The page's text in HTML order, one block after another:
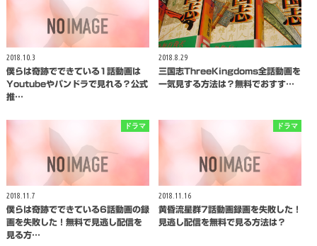
2018.10.3
僕らは奇跡でできている1話動画は
Youtubeやパンドラで見れる？公式
推…
2018.8.29
三国志ThreeKingdoms全話動画を
一気見する方法は？無料でおすす…
ドラマ
2018.11.7
僕らは奇跡でできている6話動画の録
画を失敗した！無料で見逃し配信を
見る方…
ドラマ
2018.11.16
黄昏流星群7話動画録画を失敗した！
見逃し配信を無料で見る方法は？